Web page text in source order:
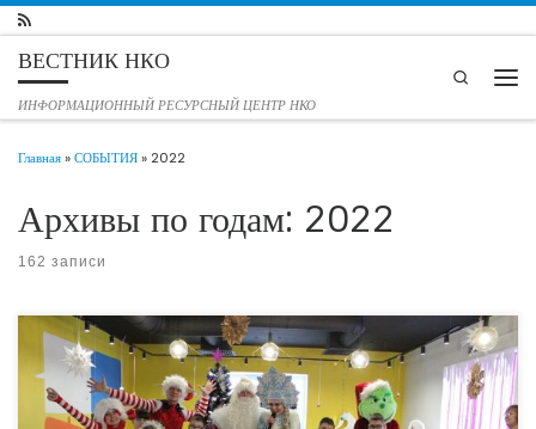
Перейти к содержимому
ВЕСТНИК НКО
ИНФОРМАЦИОННЫЙ РЕСУРСНЫЙ ЦЕНТР НКО
Search
Главная»СОБЫТИЯ» 2022
Архивы по годам: 2022
162 записи